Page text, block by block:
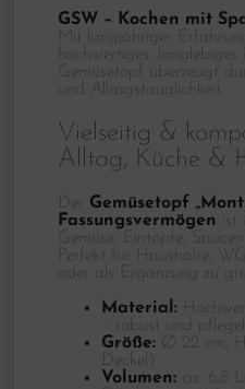
GSW – Kochen mit
Mit langjähriger
hochwertiges, langlebiges
Gemüsetopf überzeugt
und Alltagstauglichkeit.
Vielseitig &
Alltag, Küche &
Der Gemüsetopf
Fassungsvermögen
ist
Gemüse, Eintöpfe,
Perfekt für Haushalte,
oder als Ergänzung zu
Material:
– robust und
Größe: Ø 22 cm,
Deckel)
Volumen: ca. 6,8